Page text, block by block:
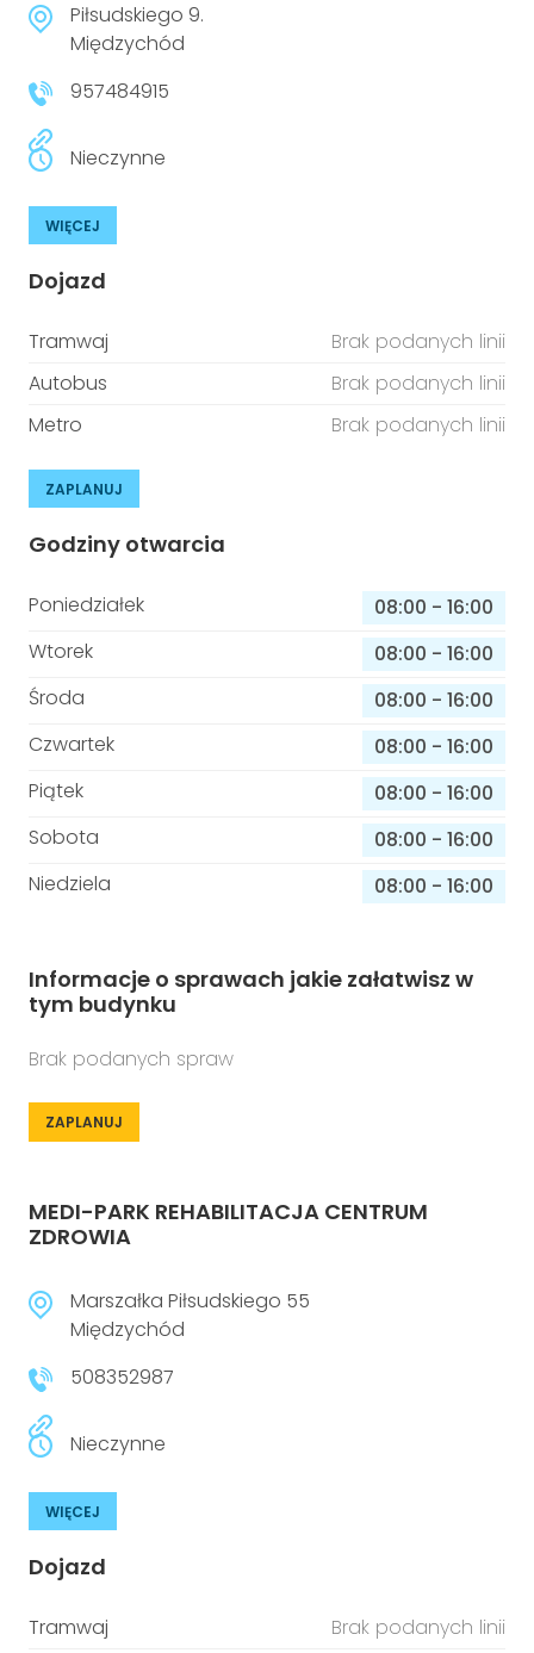
Piłsudskiego 9.
Międzychód
957484915
Nieczynne
WIĘCEJ
Dojazd
Tramwaj
Brak podanych linii
Autobus
Brak podanych linii
Metro
Brak podanych linii
ZAPLANUJ
Godziny otwarcia
Poniedziałek 08:00 - 16:00
Wtorek
08:00 - 16:00
Środa
08:00 - 16:00
Czwartek
08:00 - 16:00
Piątek
08:00 - 16:00
Sobota
08:00 - 16:00
Niedziela
08:00 - 16:00
Informacje o sprawach jakie załatwisz w
tym budynku
Brak podanych spraw
ZAPLANUJ
MEDI-PARK REHABILITACJA CENTRUM
ZDROWIA
Marszałka Piłsudskiego 55
Międzychód
508352987
Nieczynne
WIĘCEJ
Dojazd
Tramwaj
Brak podanych linii